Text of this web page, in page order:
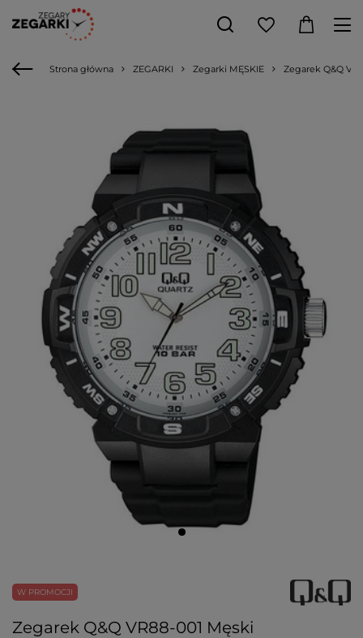
Strona główna ZEGARKI Zegarki MĘSKIE Zegarek Q&Q
W PROMOCJI
Zegarek Q&Q VR88-001 Męski